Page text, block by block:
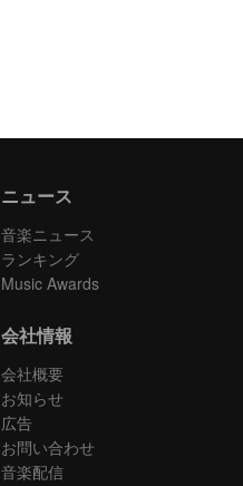
ニュース
音楽ニュース
ランキング
Music Awards
会社情報
会社概要
お知らせ
広告
お問い合わせ
音楽配信